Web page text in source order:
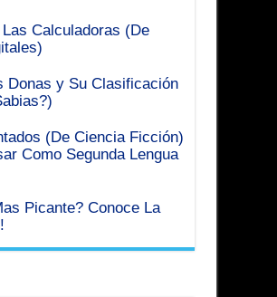
Calculadoras (De
Donas y Su Clasificación
(De Ciencia Ficción)
Como Segunda Lengua
Picante? Conoce La